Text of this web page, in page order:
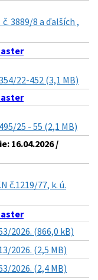
3889/8 a ďalších ,
22-452 (3,1 MB)
25 - 55 (2,1 MB)
16.04.2026 /
č.1219/77, k. ú.
2026. (866,0 kB)
2026. (2,5 MB)
2026. (2,4 MB)